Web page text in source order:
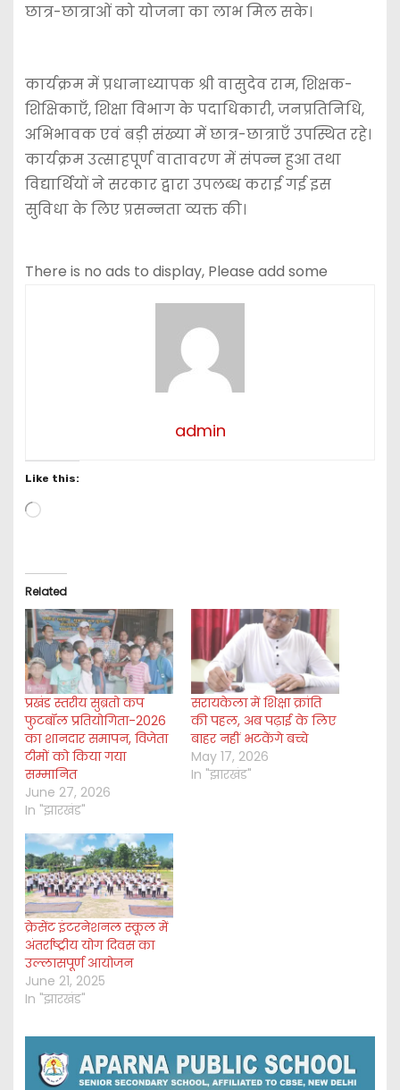
छात्र-छात्राओं को योजना का लाभ मिल सके।
कार्यक्रम में प्रधानाध्यापक श्री वासुदेव राम, शिक्षक-
शिक्षिकाएँ, शिक्षा विभाग के पदाधिकारी, जनप्रतिनिधि,
अभिभावक एवं बड़ी संख्या में छात्र-छात्राएँ उपस्थित रहे।
कार्यक्रम उत्साहपूर्ण वातावरण में संपन्न हुआ तथा
विद्यार्थियों ने सरकार द्वारा उपलब्ध कराई गई इस
सुविधा के लिए प्रसन्नता व्यक्त की।
There is no ads to display, Please add some
admin
Like this:
L
i
n
g
…
Related
प्रखंड स्तरीय सुब्रतो कप
फुटबॉल प्रतियोगिता-2026
का शानदार समापन, विजेता
टीमों को किया गया
सम्मानित
June 27, 2026
In "झारखंड"
सरायकेला में शिक्षा क्रांति
की पहल, अब पढ़ाई के लिए
बाहर नहीं भटकेंगे बच्चे
May 17, 2026
In "झारखंड"
क्रेसेंट इंटरनेशनल स्कूल में
अंतर्राष्ट्रीय योग दिवस का
उल्लासपूर्ण आयोजन
June 21, 2025
In "झारखंड"